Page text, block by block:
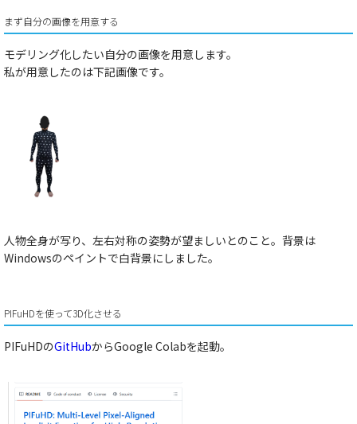
まず自分の画像を用意する
モデリング化したい自分の画像を用意します。
私が用意したのは下記画像です。
人物全身が写り、左右対称の姿勢が望ましいとのこと。背景は
Windowsのペイントで白背景にしました。
PIFuHDを使って3D化させる
PIFuHDのGitHubからGoogle Colabを起動。